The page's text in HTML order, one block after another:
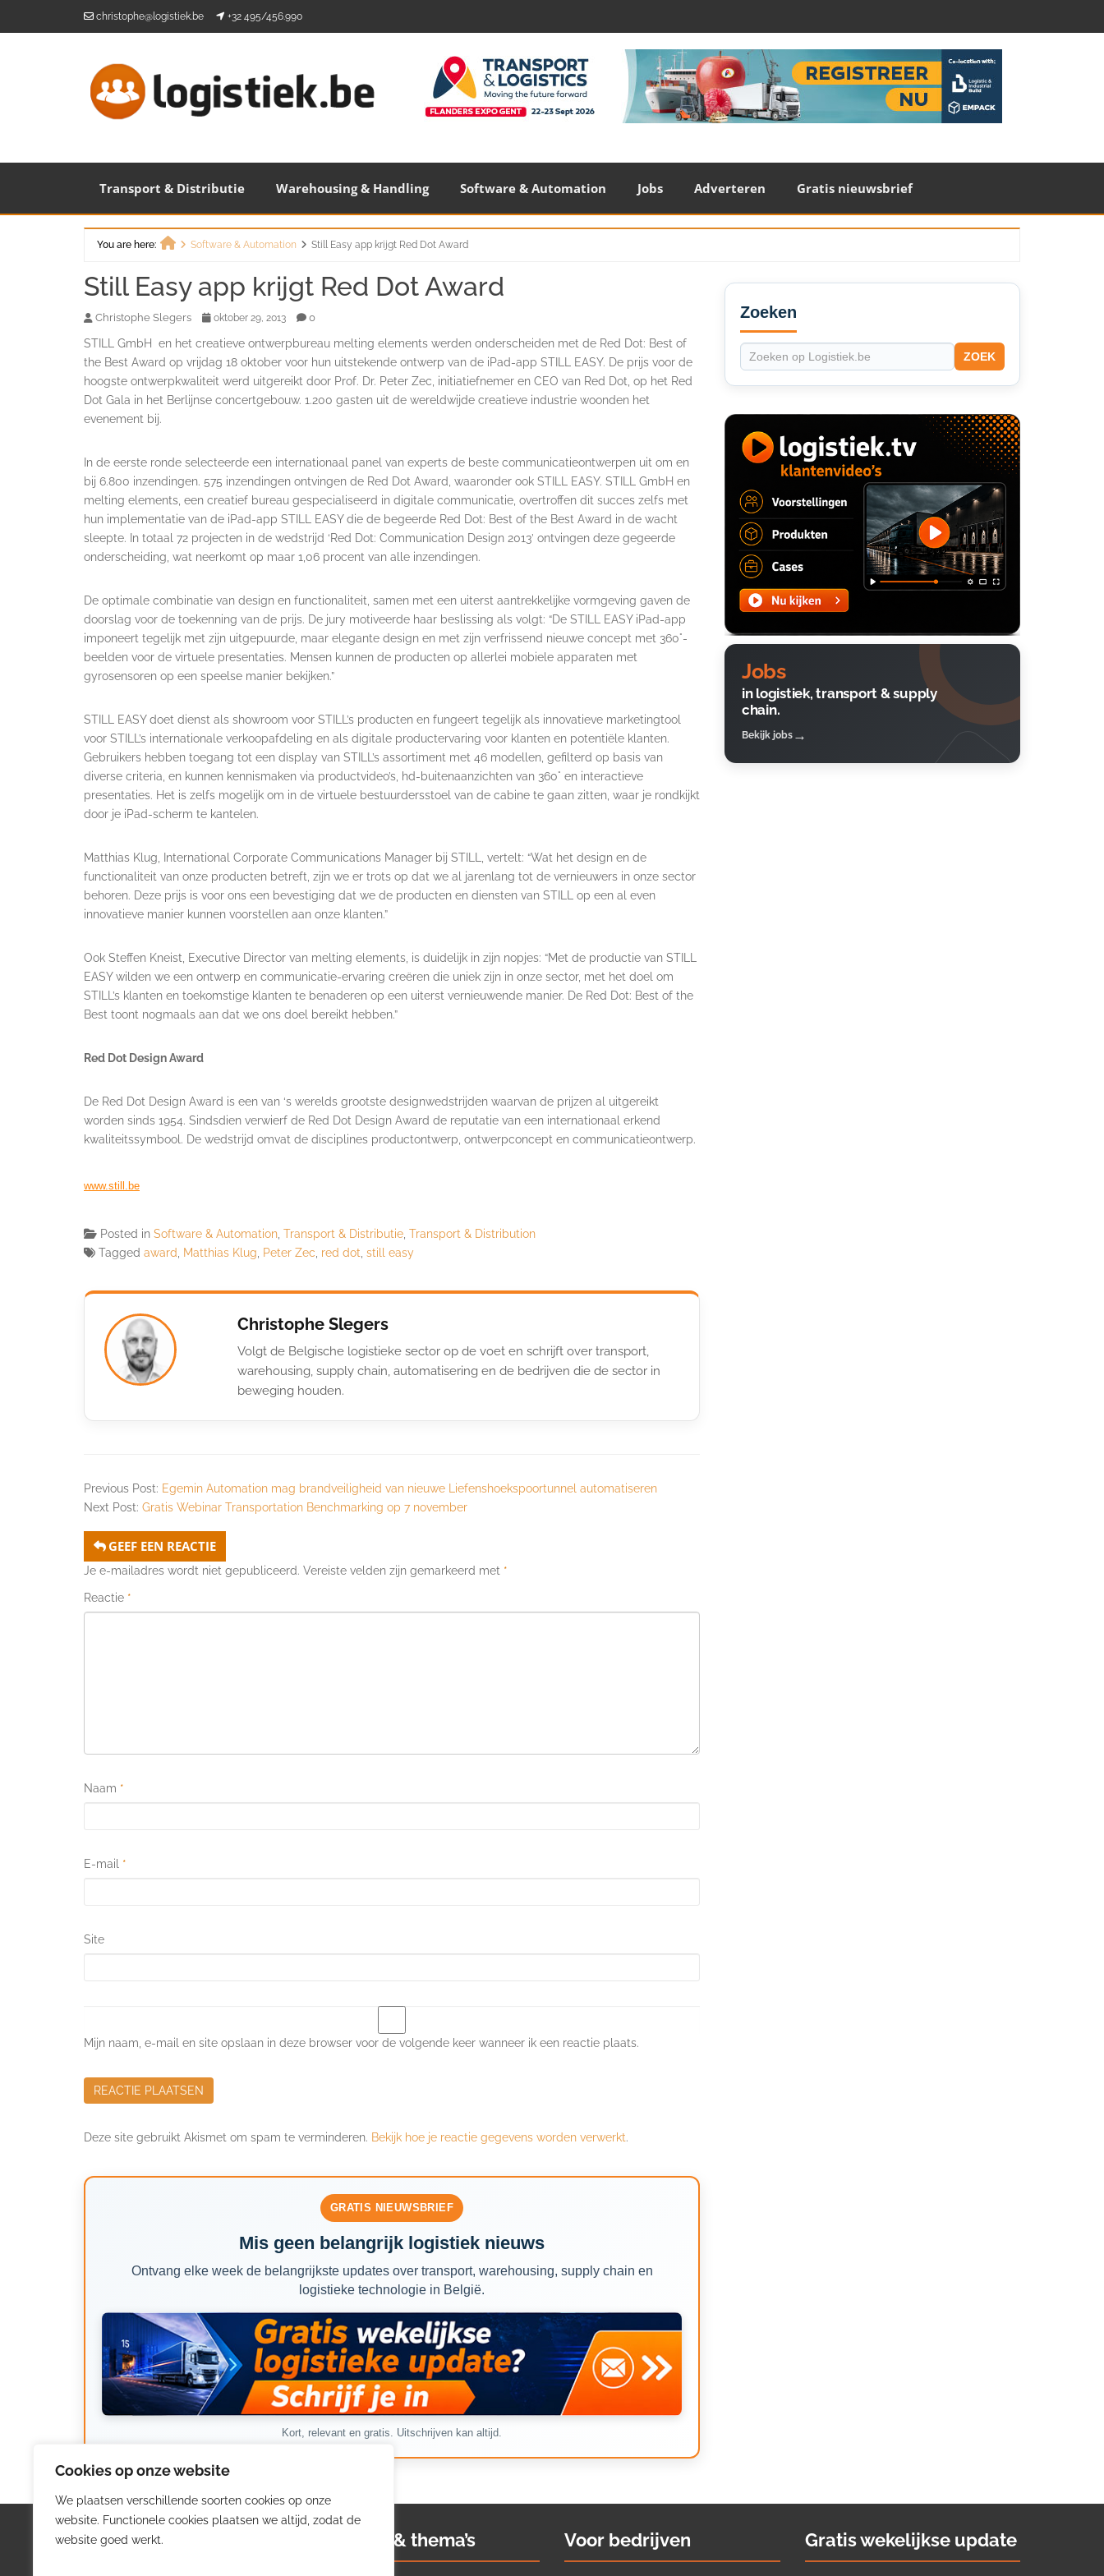
Cookies op onze website
We plaatsen verschillende soorten cookies op onze
website. Functionele cookies plaatsen we altijd, zodat de
website goed werkt.
christophe@logistiek.be +32 495/456.990
Transport & Distributie Warehousing & Handling Software & Automation Jobs Adverteren Gratis nieuwsbrief
You are here:
Software & Automation Still Easy app krijgt Red Dot Award
Still Easy app krijgt Red Dot Award
Christophe Slegers oktober 29, 2013 0
STILL GmbH en het creatieve ontwerpbureau melting elements werden onderscheiden met de Red Dot: Best of
the Best Award op vrijdag 18 oktober voor hun uitstekende ontwerp van de iPad-app STILL EASY. De prijs voor de
hoogste ontwerpkwaliteit werd uitgereikt door Prof. Dr. Peter Zec, initiatiefnemer en CEO van Red Dot, op het Red
Dot Gala in het Berlijnse concertgebouw. 1.200 gasten uit de wereldwijde creatieve industrie woonden het
evenement bij.
In de eerste ronde selecteerde een internationaal panel van experts de beste communicatieontwerpen uit om en
bij 6.800 inzendingen. 575 inzendingen ontvingen de Red Dot Award, waaronder ook STILL EASY. STILL GmbH en
melting elements, een creatief bureau gespecialiseerd in digitale communicatie, overtroffen dit succes zelfs met
hun implementatie van de iPad-app STILL EASY die de begeerde Red Dot: Best of the Best Award in de wacht
sleepte. In totaal 72 projecten in de wedstrijd ‘Red Dot: Communication Design 2013’ ontvingen deze gegeerde
onderscheiding, wat neerkomt op maar 1,06 procent van alle inzendingen.
De optimale combinatie van design en functionaliteit, samen met een uiterst aantrekkelijke vormgeving gaven de
doorslag voor de toekenning van de prijs. De jury motiveerde haar beslissing als volgt: “De STILL EASY iPad-app
imponeert tegelijk met zijn uitgepuurde, maar elegante design en met zijn verfrissend nieuwe concept met 360°-
beelden voor de virtuele presentaties. Mensen kunnen de producten op allerlei mobiele apparaten met
gyrosensoren op een speelse manier bekijken.”
STILL EASY doet dienst als showroom voor STILL’s producten en fungeert tegelijk als innovatieve marketingtool
voor STILL’s internationale verkoopafdeling en als digitale productervaring voor klanten en potentiële klanten.
Gebruikers hebben toegang tot een display van STILL’s assortiment met 46 modellen, gefilterd op basis van
diverse criteria, en kunnen kennismaken via productvideo’s, hd-buitenaanzichten van 360° en interactieve
presentaties. Het is zelfs mogelijk om in de virtuele bestuurdersstoel van de cabine te gaan zitten, waar je rondkijkt
door je iPad-scherm te kantelen.
Matthias Klug, International Corporate Communications Manager bij STILL, vertelt: “Wat het design en de
functionaliteit van onze producten betreft, zijn we er trots op dat we al jarenlang tot de vernieuwers in onze sector
behoren. Deze prijs is voor ons een bevestiging dat we de producten en diensten van STILL op een al even
innovatieve manier kunnen voorstellen aan onze klanten.”
Ook Steffen Kneist, Executive Director van melting elements, is duidelijk in zijn nopjes: “Met de productie van STILL
EASY wilden we een ontwerp en communicatie-ervaring creëren die uniek zijn in onze sector, met het doel om
STILL’s klanten en toekomstige klanten te benaderen op een uiterst vernieuwende manier. De Red Dot: Best of the
Best toont nogmaals aan dat we ons doel bereikt hebben.”
Red Dot Design Award
De Red Dot Design Award is een van ‘s werelds grootste designwedstrijden waarvan de prijzen al uitgereikt
worden sinds 1954. Sindsdien verwierf de Red Dot Design Award de reputatie van een internationaal erkend
kwaliteitssymbool. De wedstrijd omvat de disciplines productontwerp, ontwerpconcept en communicatieontwerp.
www.still.be
Posted in Software & Automation Transport & Distributie Transport & Distribution
Tagged award Matthias Klug Peter Zec red dot still easy
Christophe Slegers
Volgt de Belgische logistieke sector op de voet en schrijft over transport,
warehousing, supply chain, automatisering en de bedrijven die de sector in
beweging houden.
Previous Post: Egemin Automation mag brandveiligheid van nieuwe Liefenshoekspoortunnel automatiseren
Next Post: Gratis Webinar Transportation Benchmarking op 7 november
GEEF EEN REACTIE
Je e-mailadres wordt niet gepubliceerd. Vereiste velden zijn gemarkeerd met *
Reactie *
Naam *
E-mail *
Site
Mijn naam, e-mail en site opslaan in deze browser voor de volgende keer wanneer ik een reactie plaats.
Deze site gebruikt Akismet om spam te verminderen. Bekijk hoe je reactie gegevens worden verwerkt.
GRATIS NIEUWSBRIEF
Mis geen belangrijk logistiek nieuws
Ontvang elke week de belangrijkste updates over transport, warehousing, supply chain en
logistieke technologie in België.
Kort, relevant en gratis. Uitschrijven kan altijd.
Secondary
Sidebar
Zoeken
ZOEK
Jobs
in logistiek, transport & supply
chain.
Bekijk jobs
Logistiek.be Nieuws & thema’s Voor bedrijven Gratis wekelijkse update